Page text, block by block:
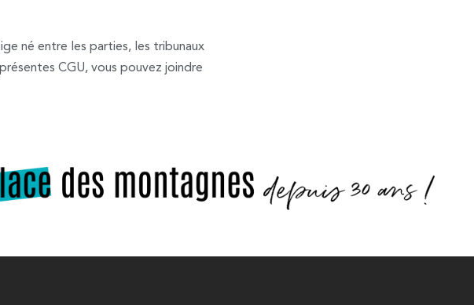
né entre les parties, les tribunaux
CGU, vous pouvez joindre